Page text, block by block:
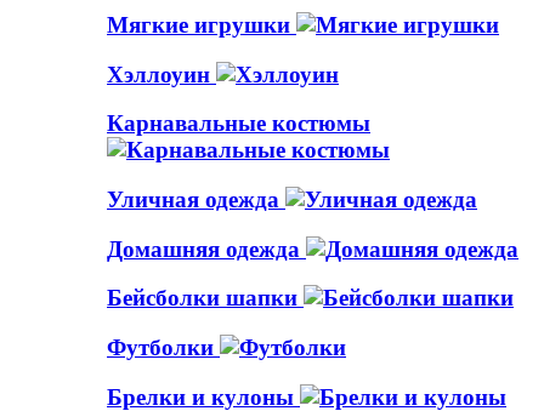
Мягкие игрушки
Хэллоуин
Карнавальные костюмы
Уличная одежда
Домашняя одежда
Бейсболки шапки
Футболки
Брелки и кулоны